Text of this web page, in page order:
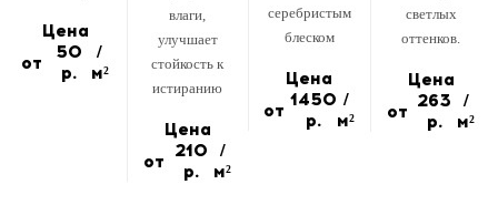
Цена
от
50
р.
/
м²
влаги,
улучшает
стойкость к
истиранию
Цена
от 210
р.
/
м²
серебристым
блеском
Цена
от 1450
р.
/
м²
светлых
оттенков.
Цена
от 263
р.
/
м²